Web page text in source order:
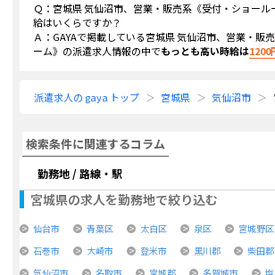
Ｑ： 宮城県 気仙沼市、営業・販売系《受付・ショール
給はいくらですか？
Ａ：GAYAで掲載している宮城県 気仙沼市、営業・販
ーム》 の派遣求人情報の中でもっとも高い時給は1200
派遣求人の gaya トップ 宮城県 気仙沼市
検索条件に関連するコラム
勤務地 / 路線・駅
宮城県の求人を勤務地で絞り込む
仙台市 青葉区 太白区 泉区 宮城野区
石巻市
大崎市 登米市 黒川郡 柴田郡
気仙沼市
名取市 宮城郡 多賀城市